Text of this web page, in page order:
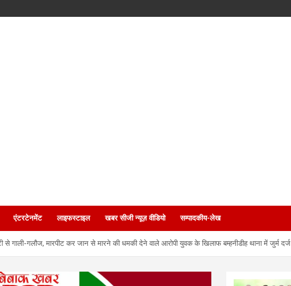
एंटरटेनमेंट लाइफस्टाइल खबर सीजी न्यूज़ वीडियो सम्पादकीय-लेख
गाली-गलौज, मारपीट कर जान से मारने की धमकी देने वाले आरोपी युवक के खिलाफ बम्हनीडीह थाना में जुर्म दर्ज